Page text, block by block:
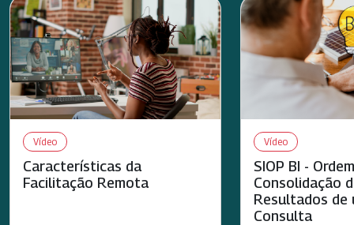
Vídeo
Características da
Facilitação Remota
Vídeo
SIOP BI -
Consolidação
Resultados de
Consulta